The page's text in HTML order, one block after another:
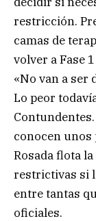
restricción.
camas de
volver a Fase
«No van a ser
Lo peor
conocen unos
Rosada flota
restrictivas si
entre tantas
oficiales.